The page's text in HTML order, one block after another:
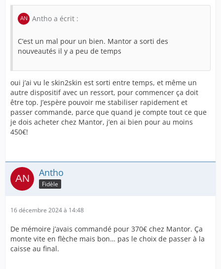
Antho a écrit :
C’est un mal pour un bien. Mantor a sorti des
nouveautés il y a peu de temps
oui j’ai vu le skin2skin est sorti entre temps, et même un
autre dispositif avec un ressort, pour commencer ça doit
être top. J’espère pouvoir me stabiliser rapidement et
passer commande, parce que quand je compte tout ce que
je dois acheter chez Mantor, j’en ai bien pour au moins
450€!
Antho
Fidèle
16 décembre 2024 à 14:48
De mémoire j’avais commandé pour 370€ chez Mantor. Ça
monte vite en flèche mais bon… pas le choix de passer à la
caisse au final.